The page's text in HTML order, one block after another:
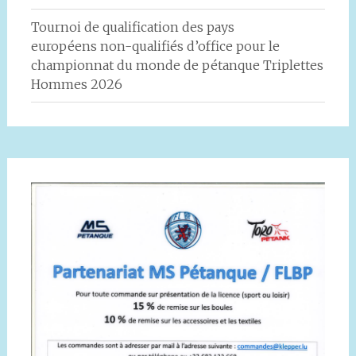
Tournoi de qualification des pays
européens non-qualifiés d’office pour le
championnat du monde de pétanque Triplettes
Hommes 2026